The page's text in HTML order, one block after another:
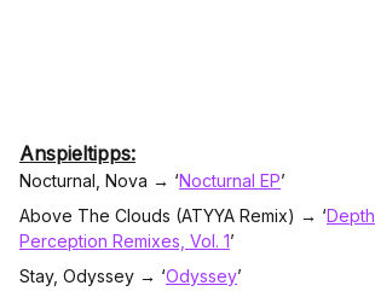
Anspieltipps:
Nocturnal, Nova → ‘Nocturnal EP’
Above The Clouds (ATYYA Remix) → ‘Depth
Perception Remixes, Vol. 1’
Stay, Odyssey → ‘Odyssey’